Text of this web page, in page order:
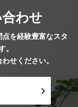
わせ
を経験豊富なスタ
。
せください。